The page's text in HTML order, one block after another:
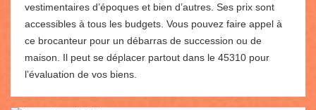
vestimentaires d’époques et bien d’autres. Ses prix sont
accessibles à tous les budgets. Vous pouvez faire appel à
ce brocanteur pour un débarras de succession ou de
maison. Il peut se déplacer partout dans le 45310 pour
l’évaluation de vos biens.